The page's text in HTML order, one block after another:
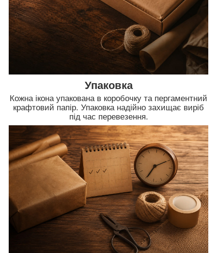
Упаковка
Кожна ікона упакована в коробочку та пергаментний
крафтовий папір. Упаковка надійно захищає виріб
під час перевезення.